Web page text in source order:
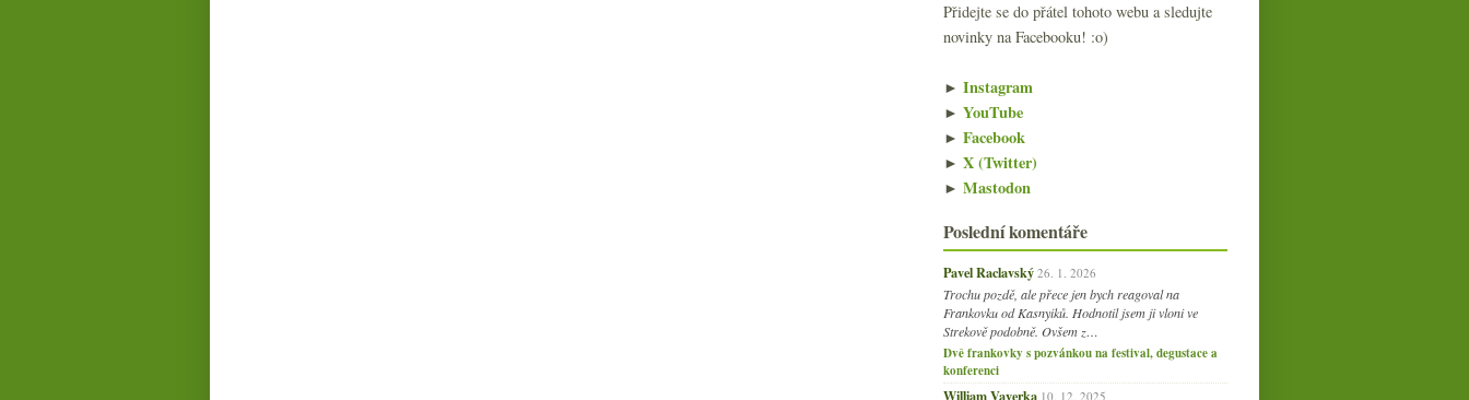
Přidejte se do přátel tohoto webu a sledujte
novinky na Facebooku! :o)
► Instagram
► YouTube
► Facebook
► X (Twitter)
► Mastodon
Poslední komentáře
Pavel Raclavský 26. 1. 2026
Trochu pozdě, ale přece jen bych reagoval na
Frankovku od Kasnyiků. Hodnotil jsem ji vloni ve
Strekově podobně. Ovšem z…
Dvě frankovky s pozvánkou na festival, degustace a
konferenci
William Vaverka 10. 12. 2025